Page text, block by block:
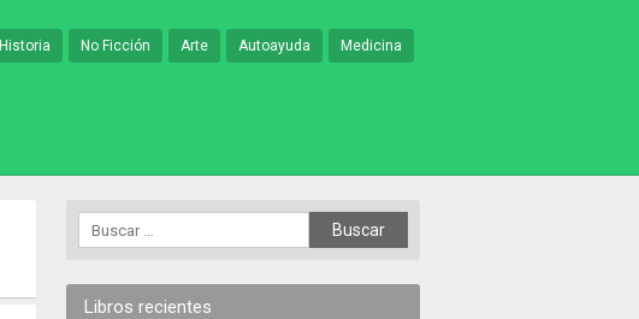
Historia No Ficción Arte Autoayuda Medicina
Libros recientes